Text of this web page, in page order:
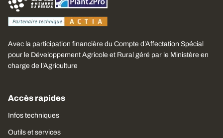
Avec la participation financière du Compte d’Affectation Spécial
pour le Développement Agricole et Rural géré par le Ministère en
charge de l’Agriculture
Accès rapides
Infos techniques
Outils et services